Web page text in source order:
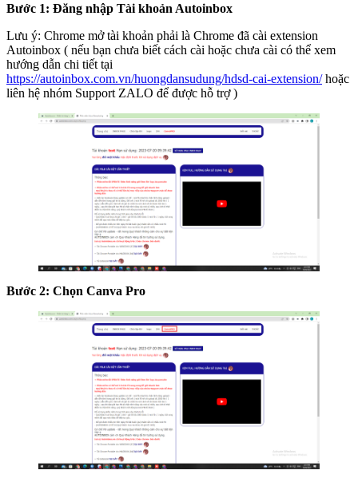
Bước 1: Đăng nhập Tài khoản Autoinbox
Lưu ý: Chrome mở tài khoản phải là Chrome đã cài extension
Autoinbox ( nếu bạn chưa biết cách cài hoặc chưa cài có thể xem
hướng dẫn chi tiết tại
https://autoinbox.com.vn/huongdansudung/hdsd-cai-extension/hoặc
liên hệ nhóm Support ZALO để được hỗ trợ )
Bước 2: Chọn Canva Pro